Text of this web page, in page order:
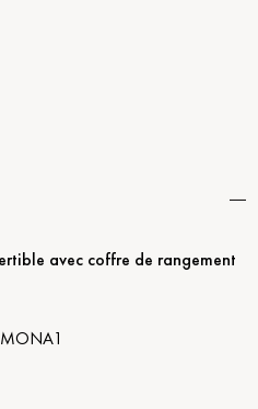
avec coffre de rangement